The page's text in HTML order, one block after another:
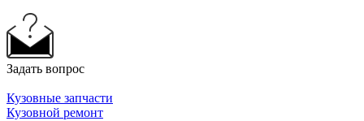
Задать вопрос
Кузовные запчасти
Кузовной ремонт